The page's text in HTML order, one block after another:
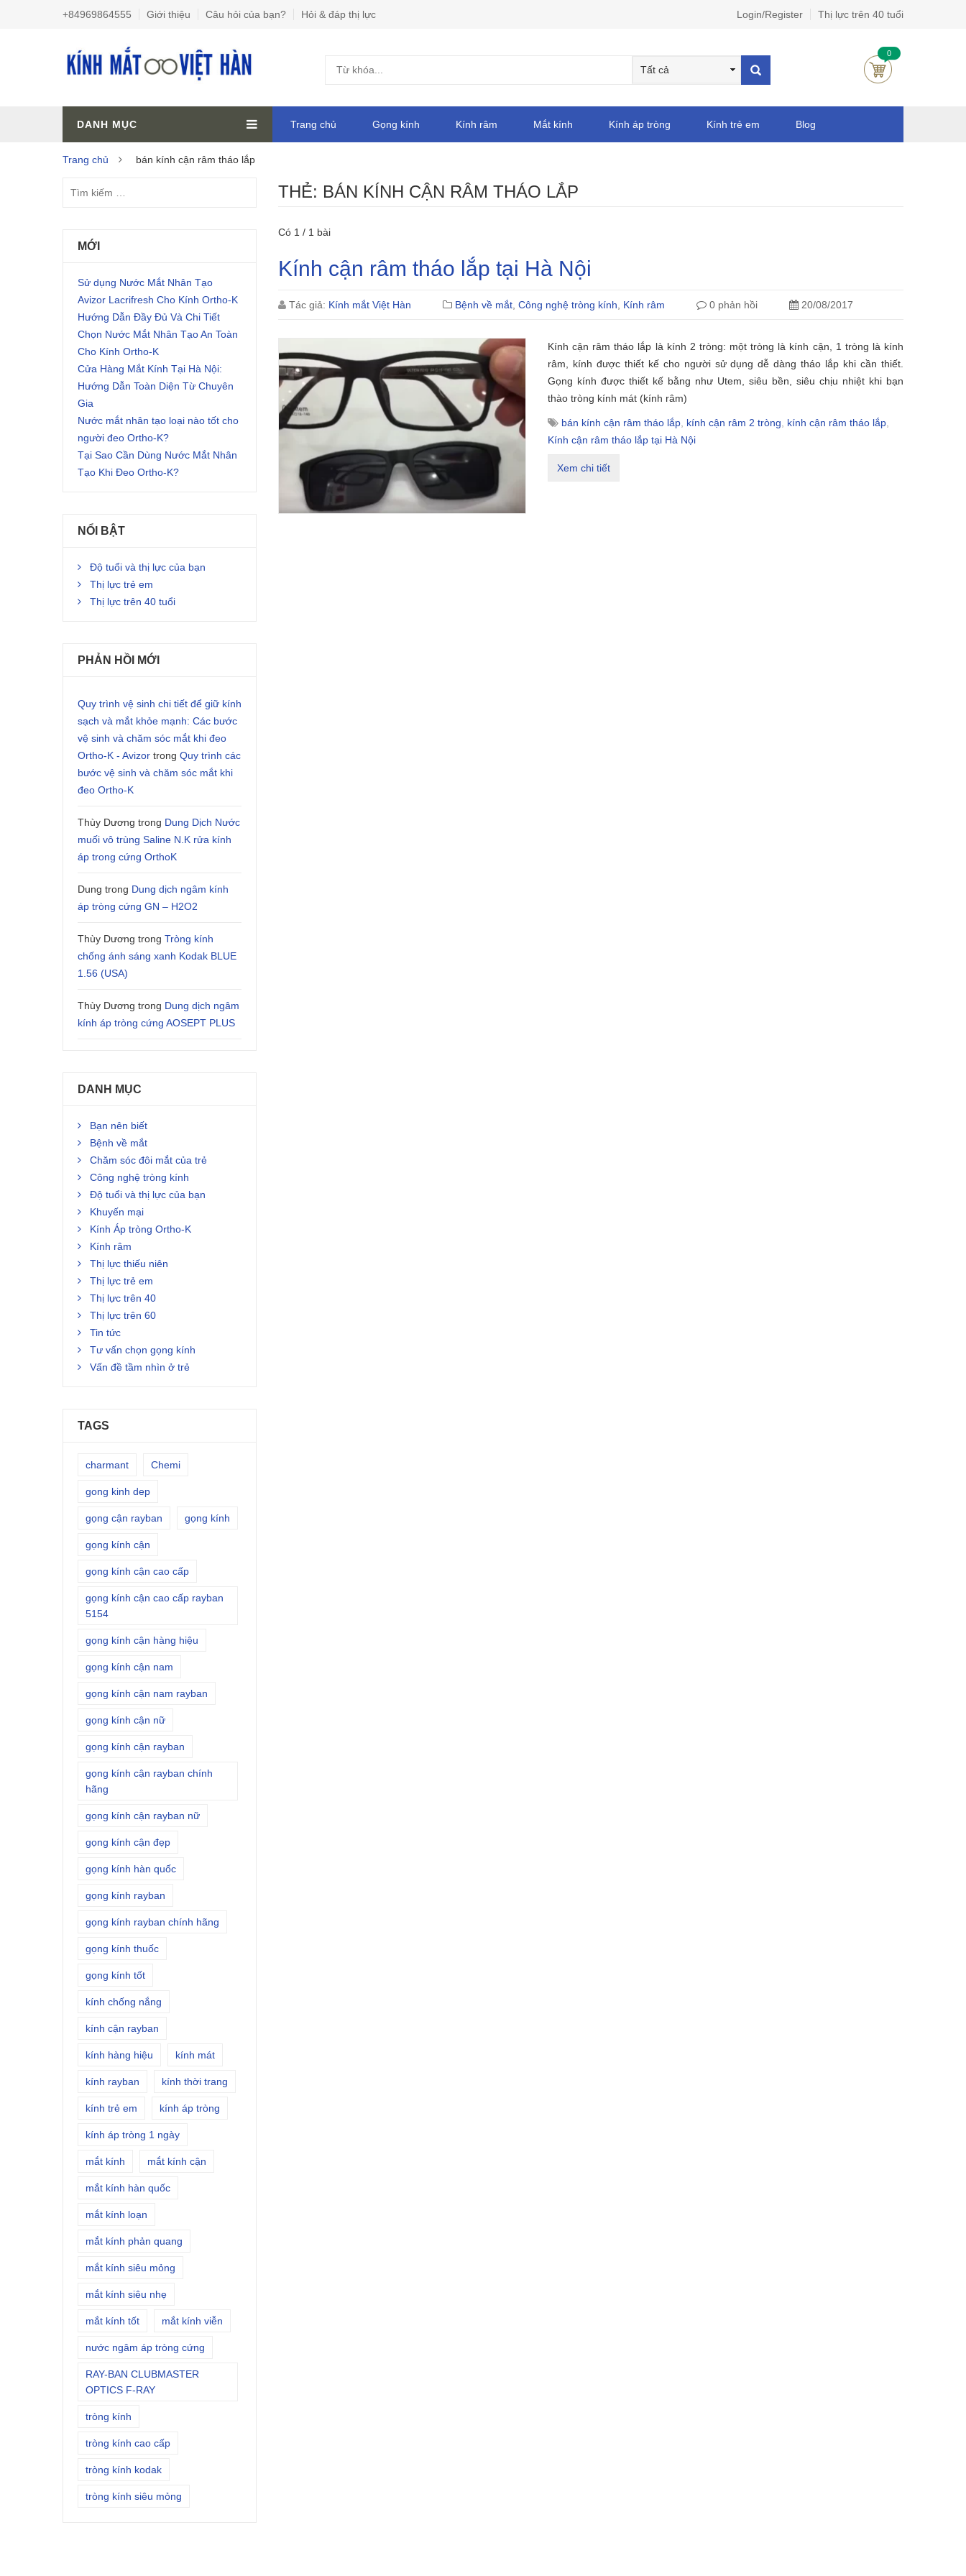
+84969864555 Giới thiệu Câu hỏi của bạn? Hỏi & đáp thị lực Login/Register Thị lực trên 40 tuổi
0
DANH MỤC Trang chủ Gọng kính Kính râm Mắt kính Kính áp tròng Kính trẻ em Blog
Trang chủ bán kính cận râm tháo lắp
THẺ: BÁN KÍNH CẬN RÂM THÁO LẮP
Có 1 / 1 bài
Kính cận râm tháo lắp tại Hà Nội
Tác giả: Kính mắt Việt Hàn Bệnh về mắt Công nghệ tròng kính Kính râm 0 phản hồi 20/08/2017
Kính cận râm tháo lắp là kính 2 tròng: một tròng là kính cận, 1 tròng là kính
râm, kính được thiết kế cho người sử dụng dễ dàng tháo lắp khi cần thiết.
Gọng kính được thiết kế bằng như Utem, siêu bền, siêu chịu nhiệt khi bạn
thào tròng kính mát (kính râm)
bán kính cận râm tháo lắp kính cận râm 2 tròng kính cận râm tháo lắp
Kính cận râm tháo lắp tại Hà Nội
Xem chi tiết
MỚI
Sử dụng Nước Mắt Nhân Tạo
Avizor Lacrifresh Cho Kính Ortho-K
Hướng Dẫn Đầy Đủ Và Chi Tiết
Chọn Nước Mắt Nhân Tạo An Toàn
Cho Kính Ortho-K
Cửa Hàng Mắt Kính Tại Hà Nội:
Hướng Dẫn Toàn Diện Từ Chuyên
Gia
Nước mắt nhân tạo loại nào tốt cho
người đeo Ortho-K?
Tại Sao Cần Dùng Nước Mắt Nhân
Tạo Khi Đeo Ortho-K?
NỔI BẬT
Độ tuổi và thị lực của bạn
Thị lực trẻ em
Thị lực trên 40 tuổi
PHẢN HỒI MỚI
Quy trình vệ sinh chi tiết để giữ kính
sạch và mắt khỏe mạnh: Các bước
vệ sinh và chăm sóc mắt khi đeo
Ortho-K - Avizor trong Quy trình các
bước vệ sinh và chăm sóc mắt khi
đeo Ortho-K
Thùy Dương trong Dung Dịch Nước
muối vô trùng Saline N.K rửa kính
áp trong cứng OrthoK
Dung trong Dung dịch ngâm kính
áp tròng cứng GN – H2O2
Thùy Dương trong Tròng kính
chống ánh sáng xanh Kodak BLUE
1.56 (USA)
Thùy Dương trong Dung dịch ngâm
kính áp tròng cứng AOSEPT PLUS
DANH MỤC
Bạn nên biết
Bệnh về mắt
Chăm sóc đôi mắt của trẻ
Công nghệ tròng kính
Độ tuổi và thị lực của bạn
Khuyến mại
Kính Áp tròng Ortho-K
Kính râm
Thị lực thiếu niên
Thị lực trẻ em
Thị lực trên 40
Thị lực trên 60
Tin tức
Tư vấn chọn gọng kính
Vấn đề tầm nhìn ở trẻ
TAGS
charmant Chemi
gong kinh dep
gọng cận rayban gọng kính
gọng kính cận
gọng kính cận cao cấp
gọng kính cận cao cấp rayban
5154
gọng kính cận hàng hiệu
gọng kính cận nam
gọng kính cận nam rayban
gọng kính cận nữ
gọng kính cận rayban
gọng kính cận rayban chính
hãng
gọng kính cận rayban nữ
gọng kính cận đẹp
gọng kính hàn quốc
gọng kính rayban
gọng kính rayban chính hãng
gọng kính thuốc
gọng kính tốt
kính chống nắng
kính cận rayban
kính hàng hiệu kính mát
kính rayban kính thời trang
kính trẻ em kính áp tròng
kính áp tròng 1 ngày
mắt kính mắt kính cận
mắt kính hàn quốc
mắt kính loạn
mắt kính phản quang
mắt kính siêu mỏng
mắt kính siêu nhẹ
mắt kính tốt mắt kính viễn
nước ngâm áp tròng cứng
RAY-BAN CLUBMASTER
OPTICS F-RAY
tròng kính
tròng kính cao cấp
tròng kính kodak
tròng kính siêu mỏng